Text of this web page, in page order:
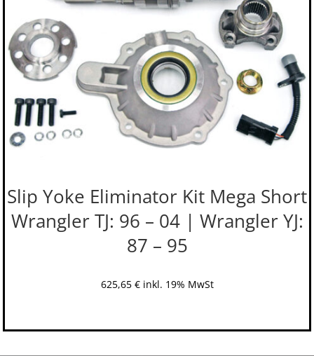
Slip Yoke Eliminator Kit Mega Short
Wrangler TJ: 96 – 04 | Wrangler YJ:
87 – 95
625,65 € inkl. 19% MwSt